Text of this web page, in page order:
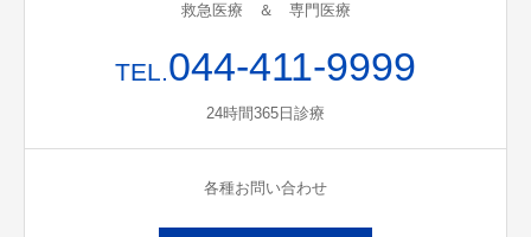
救急医療 ＆ 専門医療
TEL.044-411-9999
24時間365日診療
各種お問い合わせ